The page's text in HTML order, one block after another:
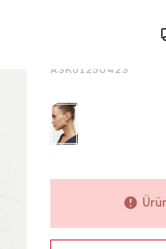
Siyah Kemer
0
A3KU1250423